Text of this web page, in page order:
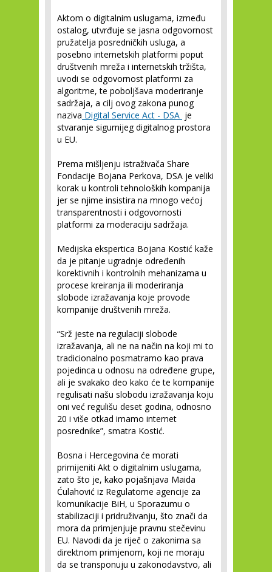
Aktom o digitalnim uslugama, između
ostalog, utvrđuje se jasna odgovornost
pružatelja posredničkih usluga, a
posebno internetskih platformi poput
društvenih mreža i internetskih tržišta,
uvodi se odgovornost platformi za
algoritme, te poboljšava moderiranje
sadržaja, a cilj ovog zakona punog
naziva Digital Service Act - DSA je
stvaranje sigurnijeg digitalnog prostora
u EU.
Prema mišljenju istraživača Share
Fondacije Bojana Perkova, DSA je veliki
korak u kontroli tehnoloških kompanija
jer se njime insistira na mnogo većoj
transparentnosti i odgovornosti
platformi za moderaciju sadržaja.
Medijska ekspertica Bojana Kostić kaže
da je pitanje ugradnje određenih
korektivnih i kontrolnih mehanizama u
procese kreiranja ili moderiranja
slobode izražavanja koje provode
kompanije društvenih mreža.
“Srž jeste na regulaciji slobode
izražavanja, ali ne na način na koji mi to
tradicionalno posmatramo kao prava
pojedinca u odnosu na određene grupe,
ali je svakako deo kako će te kompanije
regulisati našu slobodu izražavanja koju
oni već regulišu deset godina, odnosno
20 i više otkad imamo internet
posrednike”, smatra Kostić.
Bosna i Hercegovina će morati
primijeniti Akt o digitalnim uslugama,
zato što je, kako pojašnjava Maida
Ćulahović iz Regulatorne agencije za
komunikacije BiH, u Sporazumu o
stabilizaciji i pridruživanju, što znači da
mora da primjenjuje pravnu stečevinu
EU. Navodi da je riječ o zakonima sa
direktnom primjenom, koji ne moraju
da se transponuju u zakonodavstvo, ali